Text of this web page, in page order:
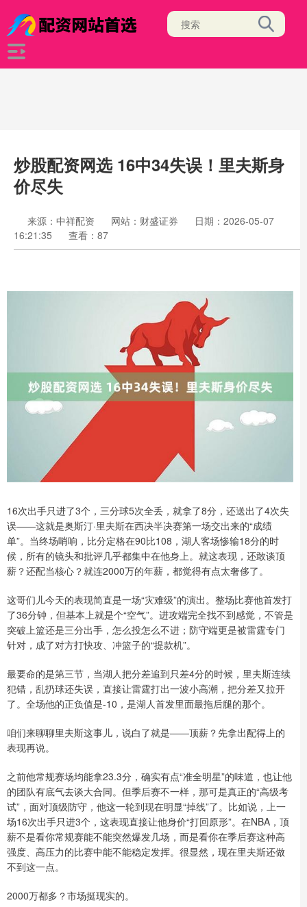
炒股配资网选 16中34失误！里夫斯身
价尽失
来源：中祥配资 网站：财盛证券
日期：2026-05-07
16:21:35
查看：87
16次出手只进了3个，三分球5次全丢，就拿了8分，还送出了4次失
误——这就是奥斯汀·里夫斯在西决半决赛第一场交出来的“成绩
单”。当终场哨响，比分定格在90比108，湖人客场惨输18分的时
候，所有的镜头和批评几乎都集中在他身上。就这表现，还敢谈顶
薪？还配当核心？就连2000万的年薪，都觉得有点太奢侈了。
这哥们儿今天的表现简直是一场“灾难级”的演出。整场比赛他首发打
了36分钟，但基本上就是个“空气”。进攻端完全找不到感觉，不管是
突破上篮还是三分出手，怎么投怎么不进；防守端更是被雷霆专门
针对，成了对方打快攻、冲篮子的“提款机”。
最要命的是第三节，当湖人把分差追到只差4分的时候，里夫斯连续
犯错，乱扔球还失误，直接让雷霆打出一波小高潮，把分差又拉开
了。全场他的正负值是-10，是湖人首发里面最拖后腿的那个。
咱们来聊聊里夫斯这事儿，说白了就是——顶薪？先拿出配得上的
表现再说。
之前他常规赛场均能拿23.3分，确实有点“准全明星”的味道，也让他
的团队有底气去谈大合同。但季后赛不一样，那可是真正的“高级考
试”，面对顶级防守，他这一轮到现在明显“掉线”了。比如说，上一
场16次出手只进3个，这表现直接让他身价“打回原形”。在NBA，顶
薪不是看你常规赛能不能突然爆发几场，而是看你在季后赛这种高
强度、高压力的比赛中能不能稳定发挥。很显然，现在里夫斯还做
不到这一点。
2000万都多？市场挺现实的。